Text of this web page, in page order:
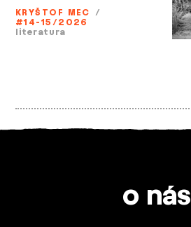
KRYŠTOF MEC /
#14-15/2026
literatura
o nás